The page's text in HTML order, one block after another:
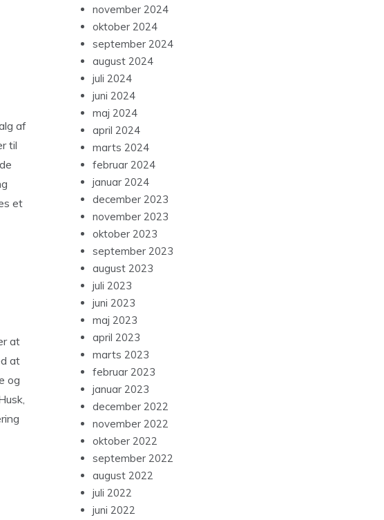
af
til
et
at
at
og
november 2024
oktober 2024
september 2024
august 2024
juli 2024
juni 2024
maj 2024
april 2024
marts 2024
februar 2024
januar 2024
december 2023
november 2023
oktober 2023
september 2023
august 2023
juli 2023
juni 2023
maj 2023
april 2023
marts 2023
februar 2023
januar 2023
december 2022
november 2022
oktober 2022
september 2022
august 2022
juli 2022
juni 2022